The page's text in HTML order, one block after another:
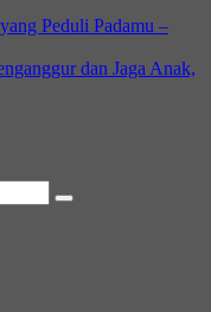
Peduli Padamu –
dan Jaga Anak,